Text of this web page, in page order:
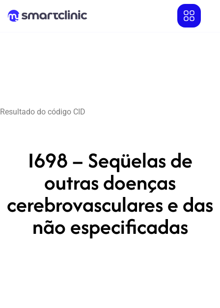
Resultado do código CID
I698 – Seqüelas de
outras doenças
cerebrovasculares e das
não especificadas